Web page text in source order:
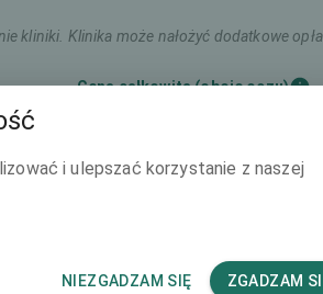
kliniki. Klinika może nałożyć dodatkowe
Cena całkowita (oboje oczu)
i ulepszać korzystanie z naszej
NIEZGADZAM SIĘ ZGADZAM